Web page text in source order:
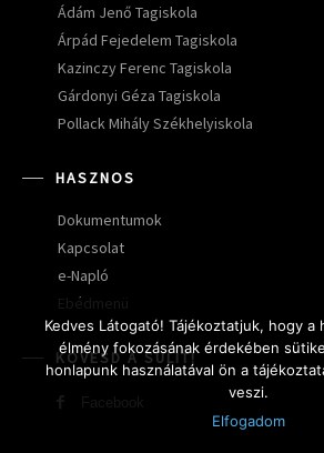
Ádám Jenő Tagiskola
Árpád Fejedelem Tagiskola
Kazinczy Ferenc Tagiskola
Gárdonyi Géza Tagiskola
Pollack Mihály Székhelyiskola
HASZNOS
Dokumentumok
Kapcsolat
e-Napló
Ebédmenü
KÖVESD A SULIT!
Kedves Látogató! Tájékoztatjuk, hogy a
élmény fokozásának érdekében
honlapunk használatával ön a
veszi.
Elfogadom